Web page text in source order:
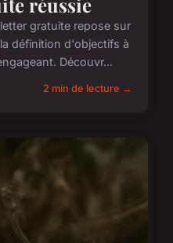
gratuite repose sur
définition d'objectifs à
Découvr...
2 min de lecture →